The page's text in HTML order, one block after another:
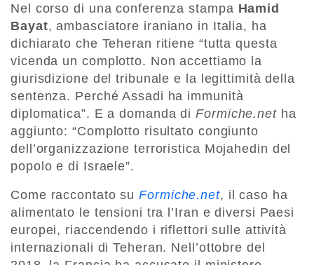
Nel corso di una conferenza stampa Hamid
Bayat, ambasciatore iraniano in Italia, ha
dichiarato che Teheran ritiene “tutta questa
vicenda un complotto. Non accettiamo la
giurisdizione del tribunale e la legittimità della
sentenza. Perché Assadi ha immunità
diplomatica”. E a domanda diFormiche.netha
aggiunto: “Complotto risultato congiunto
dell’organizzazione terroristica Mojahedin del
popolo e di Israele”.
Come raccontato suFormiche.net, il caso ha
alimentato le tensioni tra l’Iran e diversi Paesi
europei, riaccendendo i riflettori sulle attività
internazionali di Teheran. Nell’ottobre del